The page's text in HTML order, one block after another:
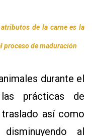
de la carne es la
proceso de maduración
durante el
las prácticas de
así como
al